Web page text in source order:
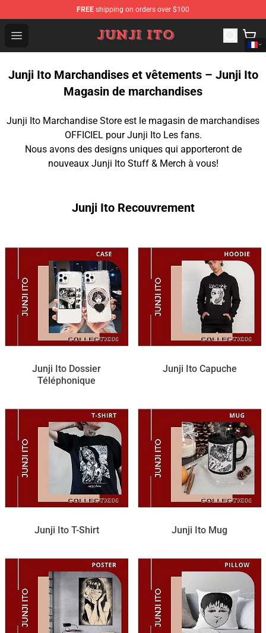
FREE shipping on orders over $100
Open menu
Junji Ito Store - Official Junji Ito Merchandise Shop
Junji Ito Marchandises et vêtements – Junji Ito
Magasin de marchandises
Junji Ito Marchandise Store est le magasin de marchandises
OFFICIEL pour Junji Ito Les fans.
Nous avons des designs uniques qui apporteront de
nouveaux Junji Ito Stuff & Merch à vous!
Junji Ito Recouvrement
Junji Ito Dossier
Téléphonique
Junji Ito Capuche
Junji Ito T-Shirt Junji Ito Mug